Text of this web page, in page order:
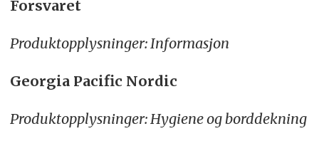
Forsvaret
Produktopplysninger: Informasjon
Georgia Pacific Nordic
Produktopplysninger: Hygiene og borddekning